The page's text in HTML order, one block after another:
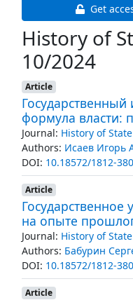
Get
History of
10/2024
Article
Государственный
формула власти:
Journal: History of
Authors: Исаев Игорь
DOI: 10.18572/1812-
Article
Государственное
на опыте
Journal: History of
Authors: Бабурин
DOI: 10.18572/1812-
Article